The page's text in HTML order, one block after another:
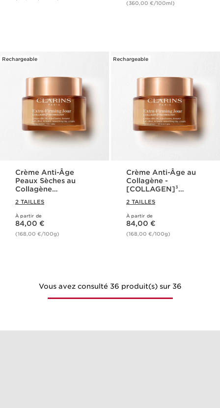
(360,00 €/100ml)
Rechargeable
Crème Anti-Âge
Peaux Sèches au
Collagène
Technology - Extra-
Firming
2 TAILLES
À partir de
Nouveau prix 84,00 €
84,00 €
(168,00 €/100g)
Rechargeable
Crème Anti-Âge au
Collagène -
[COLLAGEN]³
Firming
2 TAILLES
À partir de
Nouveau prix 84,00 €
84,00 €
(168,00 €/100g)
Vous avez consulté 36 produit(s) sur 36